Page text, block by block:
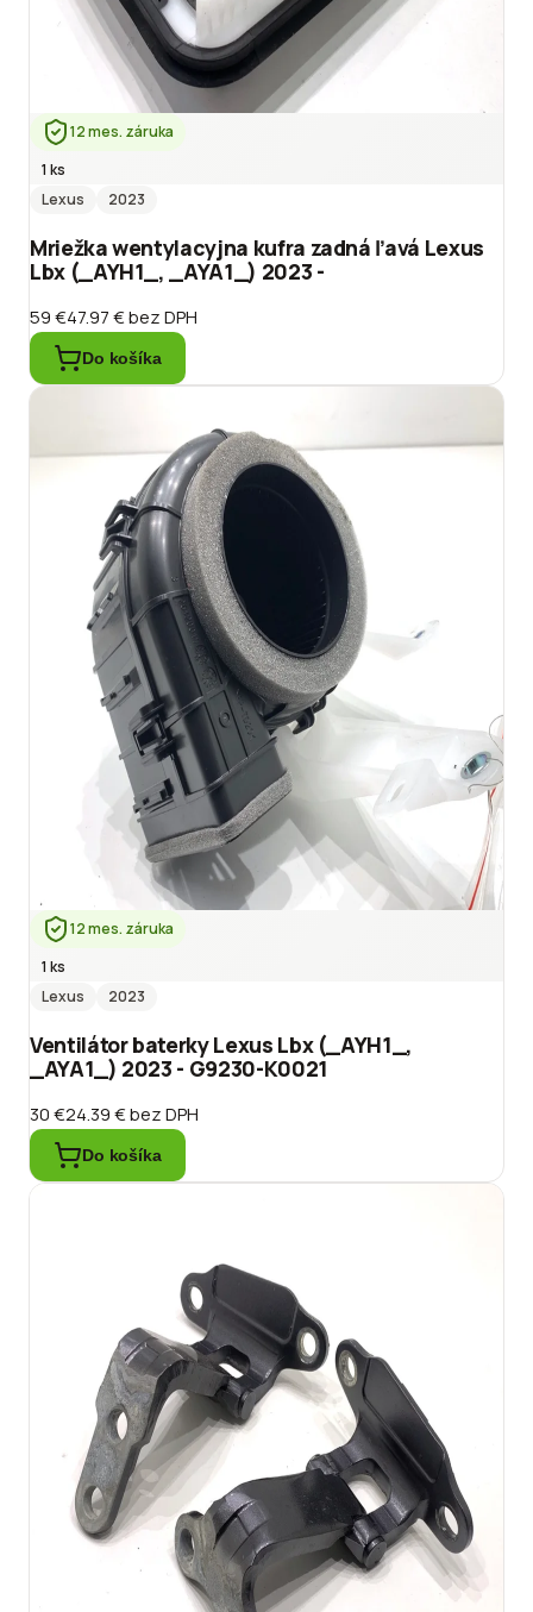
12 mes. záruka
1 ks
Lexus
2023
Mriežka wentylacyjna kufra zadná ľavá Lexus
Lbx (_AYH1_, _AYA1_) 2023 -
59 €47.97 €bez DPH
Do košíka
12 mes. záruka
1 ks
Lexus
2023
Ventilátor baterky Lexus Lbx (_AYH1_,
_AYA1_) 2023 - G9230-K0021
30 €24.39 €bez DPH
Do košíka